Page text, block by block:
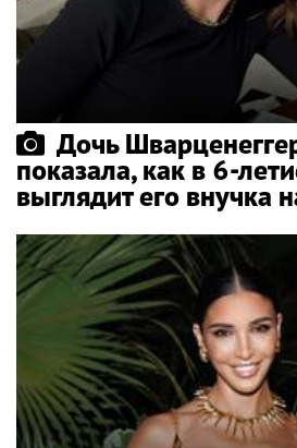
Дочь
показала, как в 6-
выглядит его внучка